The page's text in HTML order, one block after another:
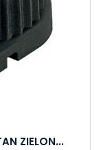
ZIELON...